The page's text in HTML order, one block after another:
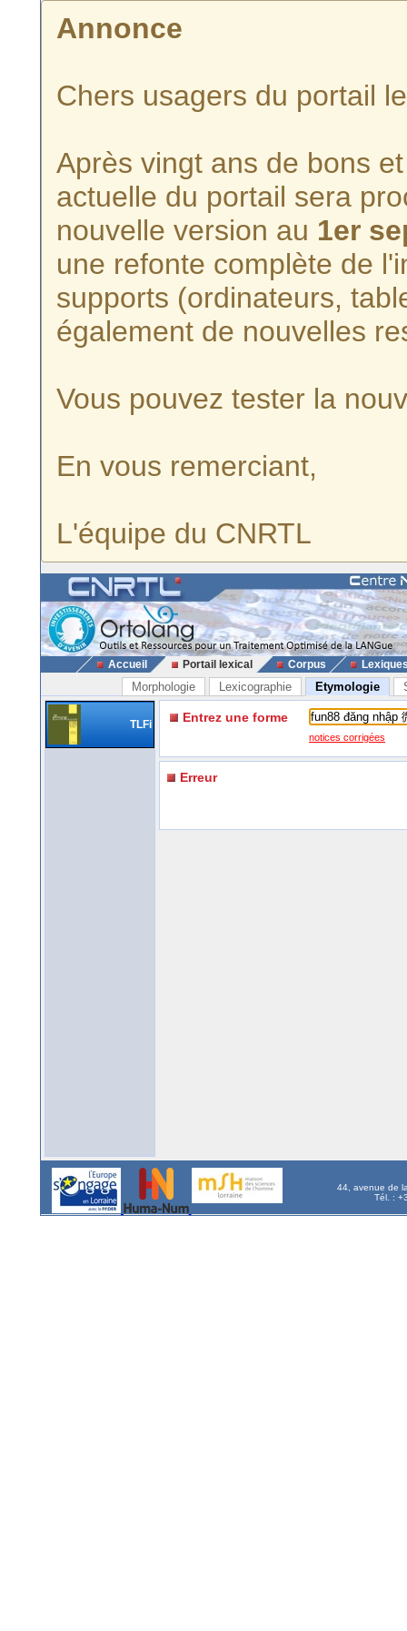
Annonce
Chers usagers du portail
Après vingt ans de bons
actuelle du portail sera
nouvelle version au 1er
une refonte complète de
supports (ordinateurs,
également de nouvelles
Vous pouvez tester la
En vous remerciant,
L'équipe du CNRTL
Accueil Portail lexical Corpus
Morphologie Lexicographie Etymologie
TLFi Entrez une forme
notices corrigées
Erreur
44, avenue de
Tél. :